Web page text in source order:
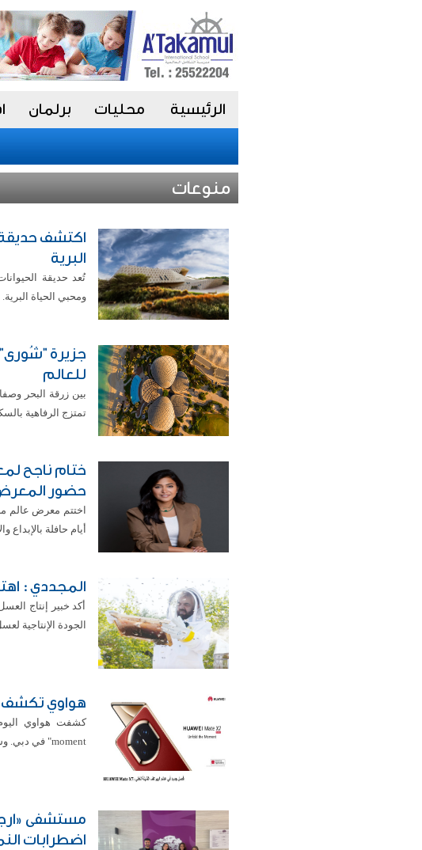
الرئيسية محليات برلمان
منوعات
اكتشف حديقة
البرية
تُعد حديقة
ومحبي الحياة البرية. تضم
جزيرة
للعالم
بين زرقة البحر
تمتزج الرفاهية
حضور
أيام حافلة بالإبداع
المجددي :
أكد خبير إنتاج
الجودة الإنتاجية
هواوي تكشف
moment" في دبي. وشملت الإصدارات الجديدة هاتفها القابل للطي الأحدث ...
مستشفى
اضطرابات